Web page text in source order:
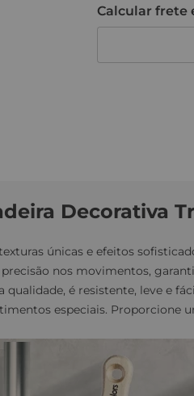
Calcular frete
Decorativa
únicas e efeitos
nos movimentos,
qualidade, é resistente, leve e
especiais. Proporcione